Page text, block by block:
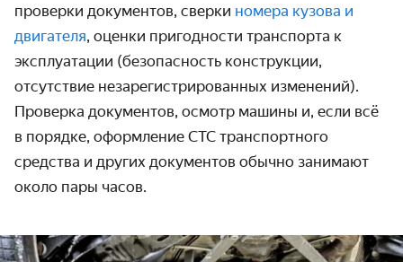
проверки документов, сверки номера кузова и
двигателя, оценки пригодности транспорта к
эксплуатации (безопасность конструкции,
отсутствие незарегистрированных изменений).
Проверка документов, осмотр машины и, если всё
в порядке, оформление СТС транспортного
средства и других документов обычно занимают
около пары часов.